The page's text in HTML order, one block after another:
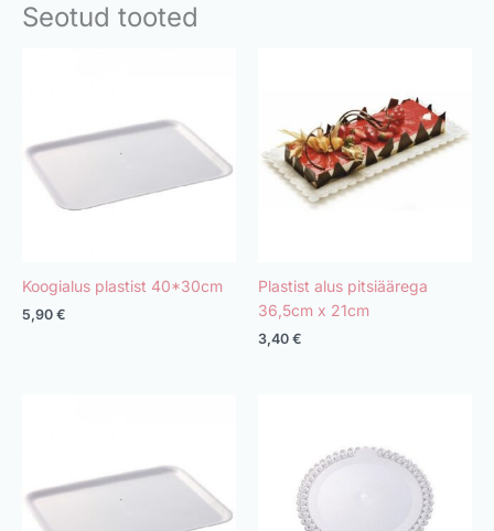
Seotud tooted
Koogialus plastist 40*30cm
5,90 €
Plastist alus pitsiäärega
36,5cm x 21cm
3,40 €